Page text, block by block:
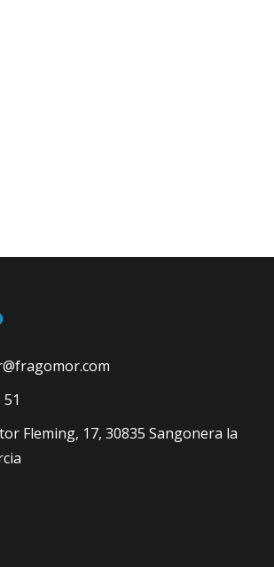
Fleming, 17, 30835 Sangonera la